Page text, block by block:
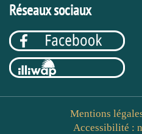
Réseaux sociaux
Mentions
Accessibilité :